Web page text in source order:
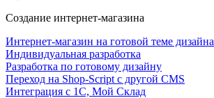
Создание интернет-магазина
Интернет-магазин на готовой теме дизайна
Индивидуальная разработка
Разработка по готовому дизайну
Переход на Shop-Script с другой CMS
Интеграция с 1С, Мой Склад